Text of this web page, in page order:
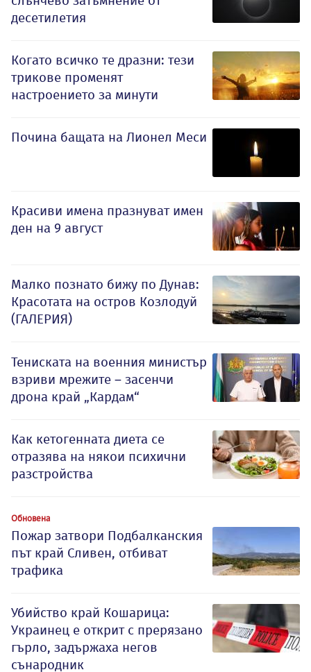
десетилетия
Когато всичко те дразни: тези
трикове променят
настроението за минути
Почина бащата на Лионел Меси
Красиви имена празнуват имен
ден на 9 август
Малко познато бижу по Дунав:
Красотата на остров Козлодуй
(ГАЛЕРИЯ)
Тениската на военния министър
взриви мрежите – засенчи
дрона край „Кардам“
Как кетогенната диета се
отразява на някои психични
разстройства
Обновена
Пожар затвори Подбалканския
път край Сливен, отбиват
трафика
Убийство край Кошарица:
Украинец е открит с прерязано
гърло, задържаха негов
сънародник